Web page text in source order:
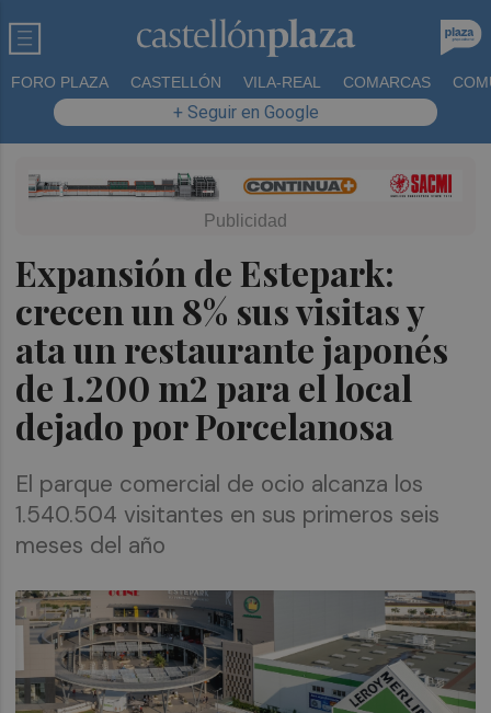
FORO PLAZA CASTELLÓN VILA-REAL COMARCAS
+ Seguir en Google
Expansión de Estepark:
crecen un 8% sus visitas y
ata un restaurante japonés
de 1.200 m2 para el local
dejado por Porcelanosa
El parque comercial de ocio alcanza los
1.540.504 visitantes en sus primeros seis
meses del año